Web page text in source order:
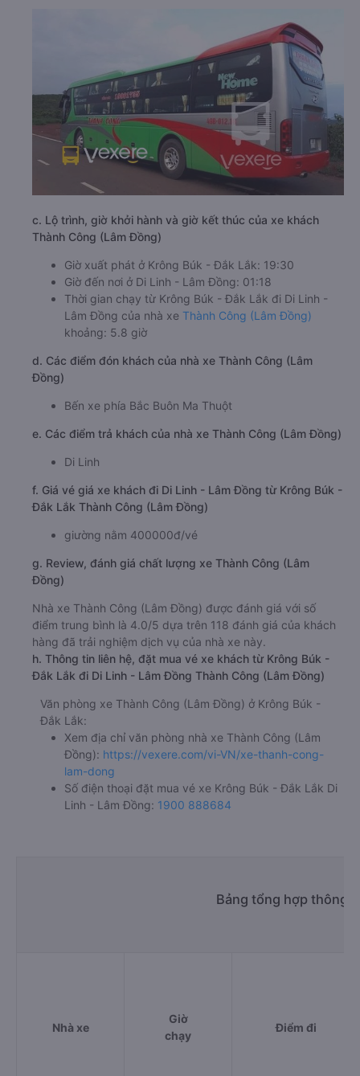
c. Lộ trình, giờ khởi hành và giờ kết thúc của xe khách
Thành Công (Lâm Đồng)
Giờ xuất phát ở Krông Búk - Đắk Lắk: 19:30
Giờ đến nơi ở Di Linh - Lâm Đồng: 01:18
Thời gian chạy từ Krông Búk - Đắk Lắk đi Di Linh -
Lâm Đồng của nhà xe Thành Công (Lâm Đồng)
khoảng: 5.8 giờ
d. Các điểm đón khách của nhà xe Thành Công (Lâm
Đồng)
Bến xe phía Bắc Buôn Ma Thuột
e. Các điểm trả khách của nhà xe Thành Công (Lâm Đồng)
Di Linh
f. Giá vé giá xe khách đi Di Linh - Lâm Đồng từ Krông Búk -
Đắk Lắk Thành Công (Lâm Đồng)
giường nằm 400000đ/vé
g. Review, đánh giá chất lượng xe Thành Công (Lâm
Đồng)
Nhà xe Thành Công (Lâm Đồng) được đánh giá với số
điểm trung bình là 4.0/5 dựa trên 118 đánh giá của khách
hàng đã trải nghiệm dịch vụ của nhà xe này.
h. Thông tin liên hệ, đặt mua vé xe khách từ Krông Búk -
Đắk Lắk đi Di Linh - Lâm Đồng Thành Công (Lâm Đồng)
Văn phòng xe Thành Công (Lâm Đồng) ở Krông Búk -
Đắk Lắk:
Xem địa chỉ văn phòng nhà xe Thành Công (Lâm
Đồng): https://vexere.com/vi-VN/xe-thanh-cong-
lam-dong
Số điện thoại đặt mua vé xe Krông Búk - Đắk Lắk Di
Linh - Lâm Đồng: 1900 888684
Bảng tổng hợp thông
Nhà xe
Giờ
chạy
Điểm đi